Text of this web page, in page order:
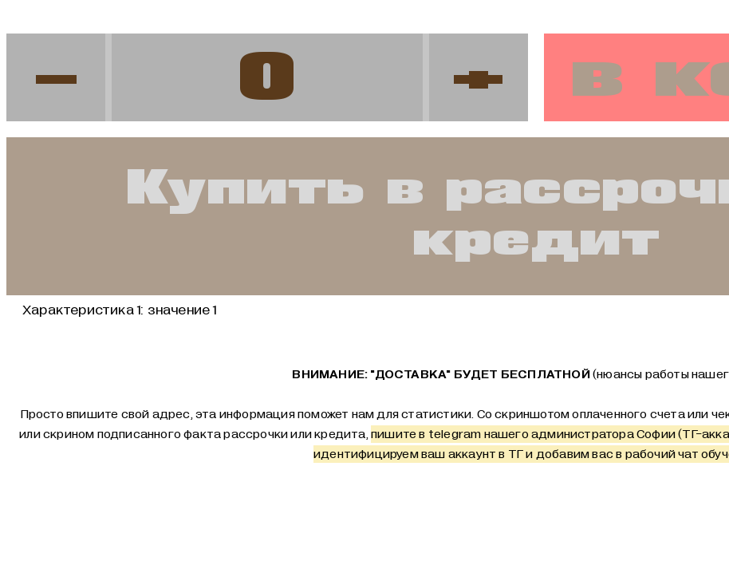
- + в
Купить в
кредит
Характеристика 1: значение 1
ВНИМАНИЕ: "ДОСТАВКА" БУДЕТ БЕСПЛАТНОЙ(нюансы работы
Просто впишите свой адрес, эта информация поможет нам для статистики. Со скриншотом оплаченного счета или
или скрином подписанного факта рассрочки или кредита,пишите в telegram нашего администратора Софии (ТГ-
идентифицируем ваш аккаунт в ТГ и добавим вас в рабочий чат